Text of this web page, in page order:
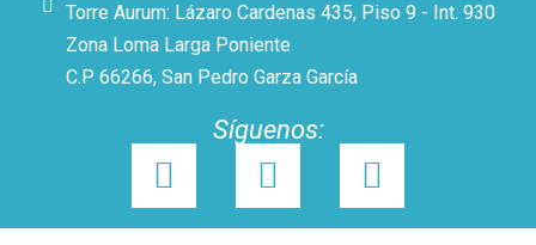
Torre Aurum: Lázaro Cardenas 435, Piso 9 - Int. 930
Zona Loma Larga Poniente
C.P 66266, San Pedro Garza García
Síguenos: